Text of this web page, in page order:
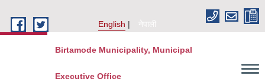
English
नेपाली
Birtamode Municipality, Municipal
Executive Office